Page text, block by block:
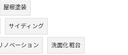
屋根塗装
サイディング
ノベーション 洗面化粧台